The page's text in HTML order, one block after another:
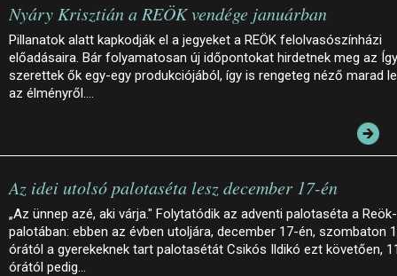
Nyáry Krisztián a REÖK vendége januárban
Pillanatok alatt kapkodják el a jegyeket a REÖK felolvasószínházi
előadásaira. Bár folyamatosan új időpontokat hirdetnek meg az Így
szerettek ők egy-egy produkciójából, így is rengeteg néző marad le
az élményről.…
Az idei utolsó palotaséta lesz december 17-én
„Az ünnep azé, aki várja." Folytatódik az adventi palotaséta a Reök-
palotában: ebben az évben utoljára, december 17-én, szombaton
órától a gyerekeknek tart palotasétát Csikós Ildikó ezt követően,
órától pedig…